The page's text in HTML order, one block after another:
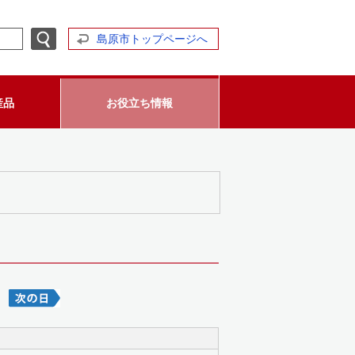
島原市トップページへ
品 お役立ち情報